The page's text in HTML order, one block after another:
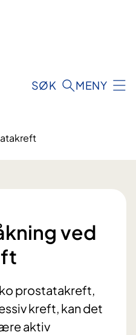
SØK MENY
ved
prostatakreft,
kreft, kan det
aktiv